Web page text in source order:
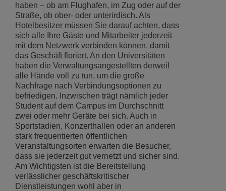
haben – ob am Flughafen, im Zug oder auf der
Straße, ob ober- oder unterirdisch. Als
Hotelbesitzer müssen Sie darauf achten, dass
sich alle Ihre Gäste und Mitarbeiter jederzeit
mit dem Netzwerk verbinden können, damit
das Geschäft floriert. An den Universitäten
haben die Verwaltungsangestellten derweil
alle Hände voll zu tun, um die große
Nachfrage nach Verbindungsoptionen zu
befriedigen. Inzwischen trägt nämlich jeder
Student auf dem Campus im Durchschnitt
zwei oder mehr Geräte bei sich. Auch in
Sportstadien, Konzerthallen oder an anderen
stark frequentierten öffentlichen
Veranstaltungsorten erwarten die Besucher,
dass sie jederzeit gut vernetzt und sicher sind.
Am Wichtigsten ist die Bereitstellung
verlässlicher geschäftskritischer
Dienstleistungen wohl aber in